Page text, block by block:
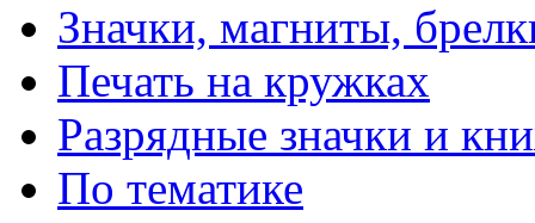
Значки, магниты,
Печать на кружках
Разрядные значки и
По тематике